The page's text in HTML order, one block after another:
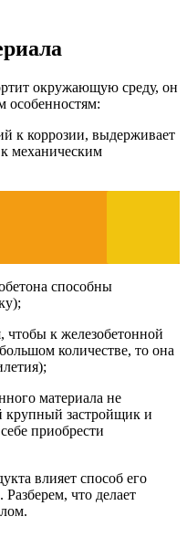
окружающую среду, он
особенностям:
к коррозии, выдерживает
механическим
способны
чтобы к железобетонной
количестве, то она
материала не
крупный застройщик и
приобрести
влияет способ его
что делает